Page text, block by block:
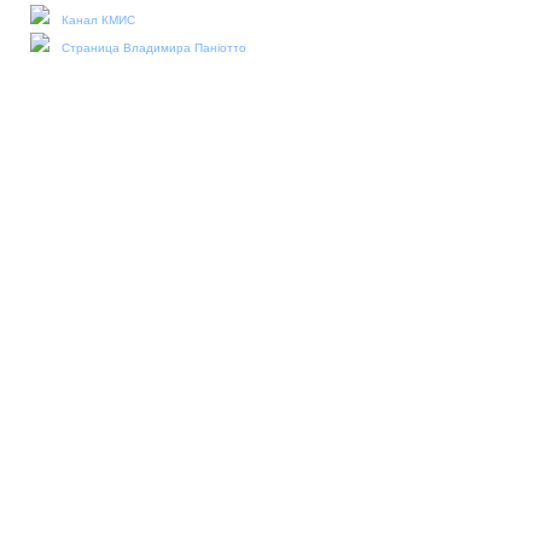
Канал КМИС
Страница Владимира Паніотто